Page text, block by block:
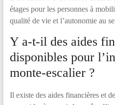
étages pour les personnes à
qualité de vie et l’autonomie au
Y a-t-il des aides
disponibles pour
monte-escalier ?
Il existe des aides financières et